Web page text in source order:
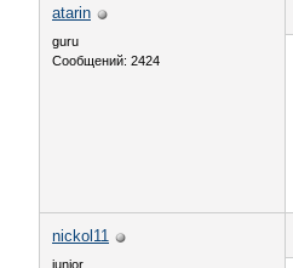
atarin
guru
Сообщений: 2424
nickol11
junior